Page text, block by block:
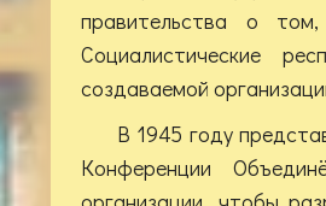
правительства о
Социалистические
создаваемой
В 1945 году
Конференции